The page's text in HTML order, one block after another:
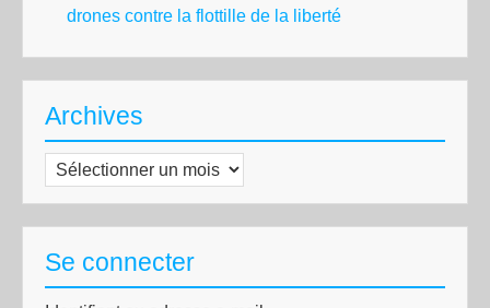
drones contre la flottille de la liberté
Archives
Archives
Se connecter